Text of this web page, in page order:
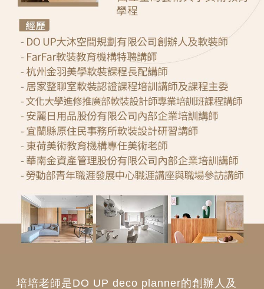
培培老師是DO UP deco planner的創辦人及